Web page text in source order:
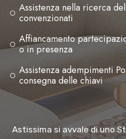
Assistenza nella ricerca
convenzionati
Affiancamento
o in presenza
Assistenza adempimenti
consegna delle chiavi
Astissima si avvale di uno